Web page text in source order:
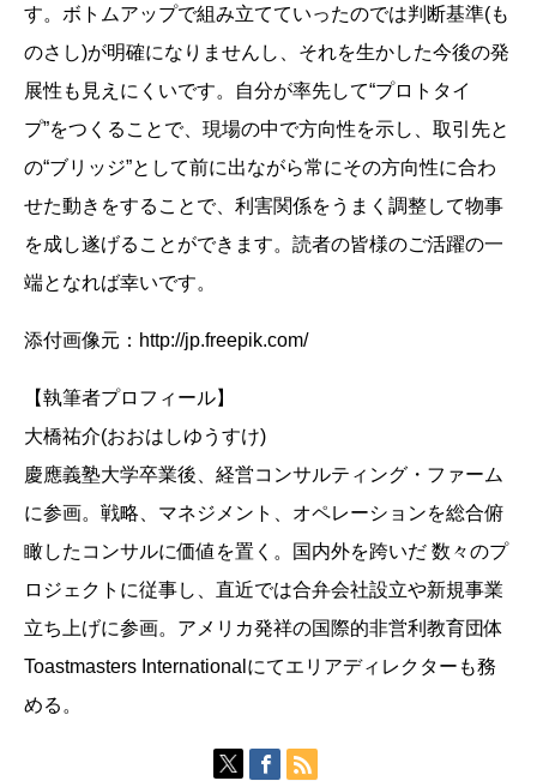
す。ボトムアップで組み立てていったのでは判断基準(も
のさし)が明確になりませんし、それを生かした今後の発
展性も見えにくいです。自分が率先して“プロトタイ
プ”をつくることで、現場の中で方向性を示し、取引先と
の“ブリッジ”として前に出ながら常にその方向性に合わ
せた動きをすることで、利害関係をうまく調整して物事
を成し遂げることができます。読者の皆様のご活躍の一
端となれば幸いです。
添付画像元：http://jp.freepik.com/
【執筆者プロフィール】
大橋祐介(おおはしゆうすけ)
慶應義塾大学卒業後、経営コンサルティング・ファーム
に参画。戦略、マネジメント、オペレーションを総合俯
瞰したコンサルに価値を置く。国内外を跨いだ 数々のプ
ロジェクトに従事し、直近では合弁会社設立や新規事業
立ち上げに参画。アメリカ発祥の国際的非営利教育団体
Toastmasters Internationalにてエリアディレクターも務
める。